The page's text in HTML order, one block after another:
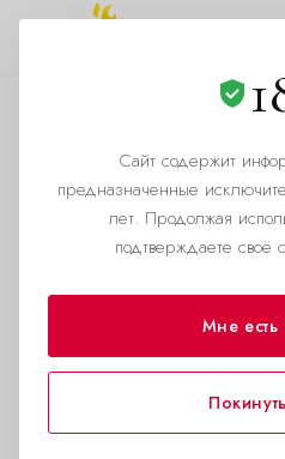
Сайт содержит
предназначенные
лет. Продолжая
подтверждаете своё
Мне есть
Главная страница — Помощь —
Доставка в Омске